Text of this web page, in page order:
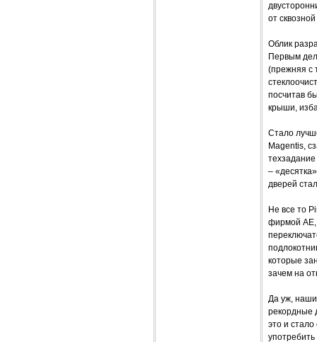
от
Облик
Первым
(прежняя с
посчитав
крыши,
Стало
Magentis,
–
дверей
Не все то
фирмой AE,
которые
зачем на
Да уж,
рекордные
это и